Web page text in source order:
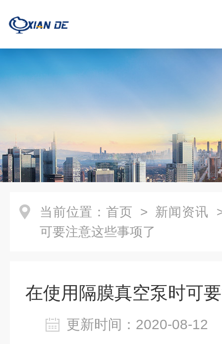
当前位置： 首页 > 新闻资讯
可要注意这些事项了
在使用隔膜真空泵时可
更新时间：2020-08-